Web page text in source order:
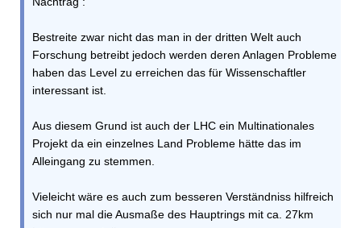
Bestreite zwar nicht das man in der dritten Welt auch
Forschung betreibt jedoch werden deren Anlagen Probleme
haben das Level zu erreichen das für Wissenschaftler
interessant ist.
Aus diesem Grund ist auch der LHC ein Multinationales
Projekt da ein einzelnes Land Probleme hätte das im
Alleingang zu stemmen.
Vieleicht wäre es auch zum besseren Verständniss hilfreich
sich nur mal die Ausmaße des Hauptrings mit ca. 27km